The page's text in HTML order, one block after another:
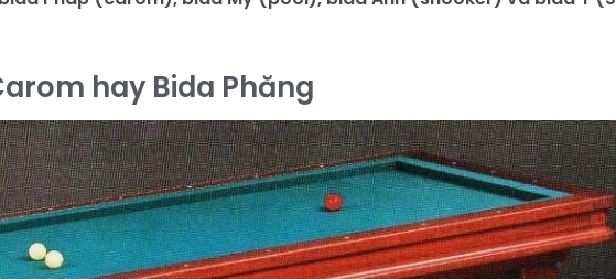
hay Bida Phăng